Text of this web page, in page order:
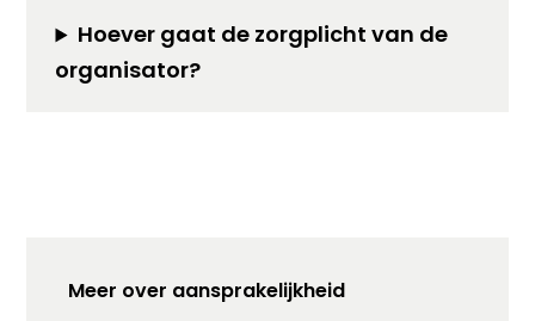
Hoever gaat de zorgplicht van de
organisator?
Meer over aansprakelijkheid